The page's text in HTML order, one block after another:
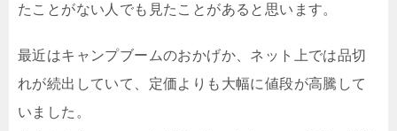
たことがない人でも見たことがあると思います。
最近はキャンプブームのおかげか、ネット上では品切
れが続出していて、定価よりも大幅に値段が高騰して
いました。